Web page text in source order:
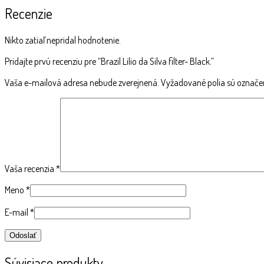
Recenzie
Nikto zatiaľ nepridal hodnotenie.
Pridajte prvú recenziu pre “Brazil Lilio da Silva filter- Black.”
Vaša e-mailová adresa nebude zverejnená. Vyžadované polia sú
Vaša recenzia *
Meno *
E-mail *